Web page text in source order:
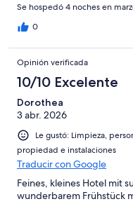
Se hospedó 4 noches en
0
Opinión verificada
10/10 Excelente
Dorothea
3 abr. 2026
Le gustó: Limpieza,
propiedad e instalaciones
Traducir con Google
Feines, kleines Hotel mit
wunderbarem Frühstück